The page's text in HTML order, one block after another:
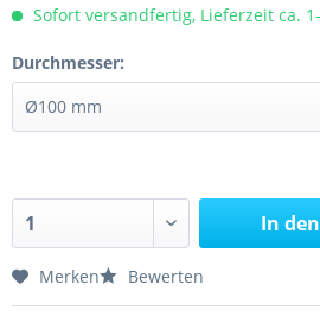
Sofort versandfertig, Lieferzeit ca.
Durchmesser:
In den
Merken Bewerten